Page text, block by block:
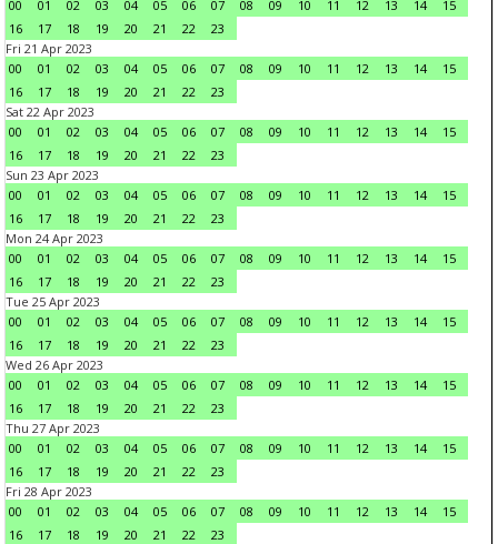
00
01 02 03 04 05 06 07 08 09 10 11 12 13 14
15
16
17 18 19 20 21 22
23
Fri 21 Apr 2023
00
01 02 03 04 05 06 07 08 09 10 11 12 13 14
15
16
17 18 19 20 21 22
23
Sat 22 Apr 2023
00
01 02 03 04 05 06 07 08 09 10 11 12 13 14
15
16
17 18 19 20 21 22
23
Sun 23 Apr 2023
00
01 02 03 04 05 06 07 08 09 10 11 12 13 14
15
16
17 18 19 20 21 22
23
Mon 24 Apr 2023
00
01 02 03 04 05 06 07 08 09 10 11 12 13 14
15
16
17 18 19 20 21 22
23
Tue 25 Apr 2023
00
01 02 03 04 05 06 07 08 09 10 11 12 13 14
15
16
17 18 19 20 21 22
23
Wed 26 Apr 2023
00
01 02 03 04 05 06 07 08 09 10 11 12 13 14
15
16
17 18 19 20 21 22
23
Thu 27 Apr 2023
00
01 02 03 04 05 06 07 08 09 10 11 12 13 14
15
16
17 18 19 20 21 22
23
Fri 28 Apr 2023
00
01 02 03 04 05 06 07 08 09 10 11 12 13 14
15
16
17 18 19 20 21 22
23